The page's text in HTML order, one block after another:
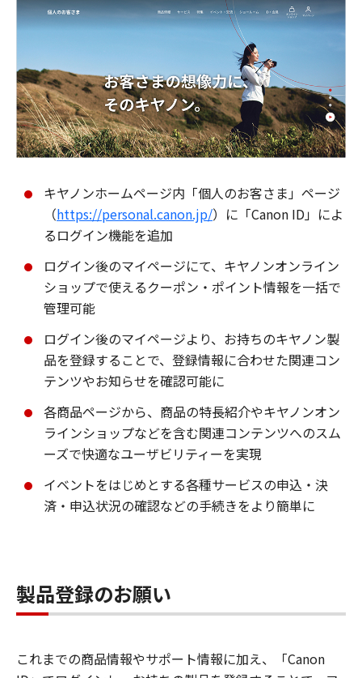
キヤノンホームページ内「個人のお客さま」ページ
（https://personal.canon.jp/）に「Canon ID」によ
るログイン機能を追加
ログイン後のマイページにて、キヤノンオンライン
ショップで使えるクーポン・ポイント情報を一括で
管理可能
ログイン後のマイページより、お持ちのキヤノン製
品を登録することで、登録情報に合わせた関連コン
テンツやお知らせを確認可能に
各商品ページから、商品の特長紹介やキヤノンオン
ラインショップなどを含む関連コンテンツへのスム
ーズで快適なユーザビリティーを実現
イベントをはじめとする各種サービスの申込・決
済・申込状況の確認などの手続きをより簡単に
製品登録のお願い
これまでの商品情報やサポート情報に加え、「Canon